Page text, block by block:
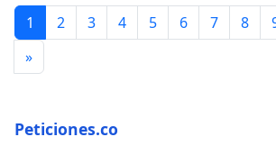
1 2 3 4 5 6 7 8
»
Peticiones.co